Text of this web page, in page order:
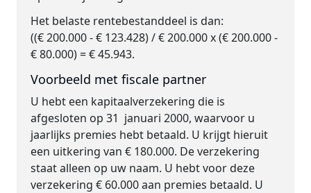
Het belaste rentebestanddeel is dan:
((€ 200.000 - € 123.428) / € 200.000 x (€ 200.000 -
€ 80.000) = € 45.943.
Voorbeeld met fiscale partner
U hebt een kapitaalverzekering die is
afgesloten op 31 januari 2000, waarvoor u
jaarlijks premies hebt betaald. U krijgt hieruit
een uitkering van € 180.000. De verzekering
staat alleen op uw naam. U hebt voor deze
verzekering € 60.000 aan premies betaald. U